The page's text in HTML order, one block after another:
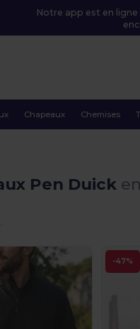
Notre app est en ligne
Chapeaux Chemises
Pen Duick
-47%